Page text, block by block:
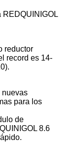
REDQUINIGOL
reductor
record es 14-
nuevas
para los
de
8.6